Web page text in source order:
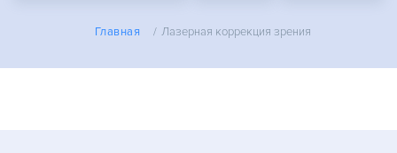
Главная / Лазерная коррекция зрения